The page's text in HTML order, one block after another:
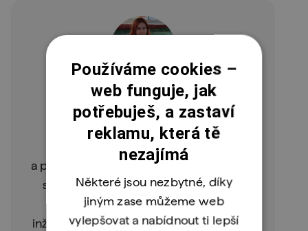
Valeria Iegorova
Computer Vision Engineer
Valeria je absolventka ČVUT,
věnuje se strojovému učení
a počítačovému vidění. Poprvé se setkala
s Pythonem před 8 lety a již za 2 roky
začala svoji kariéru v softwarovém
inženýrství. Nyní se chce pokusit vzbudit
Používáme cookies –
web funguje, jak
potřebuješ, a zastaví
reklamu, která tě
nezajímá
Některé jsou nezbytné, díky
jiným zase můžeme web
vylepšovat a nabídnout ti lepší